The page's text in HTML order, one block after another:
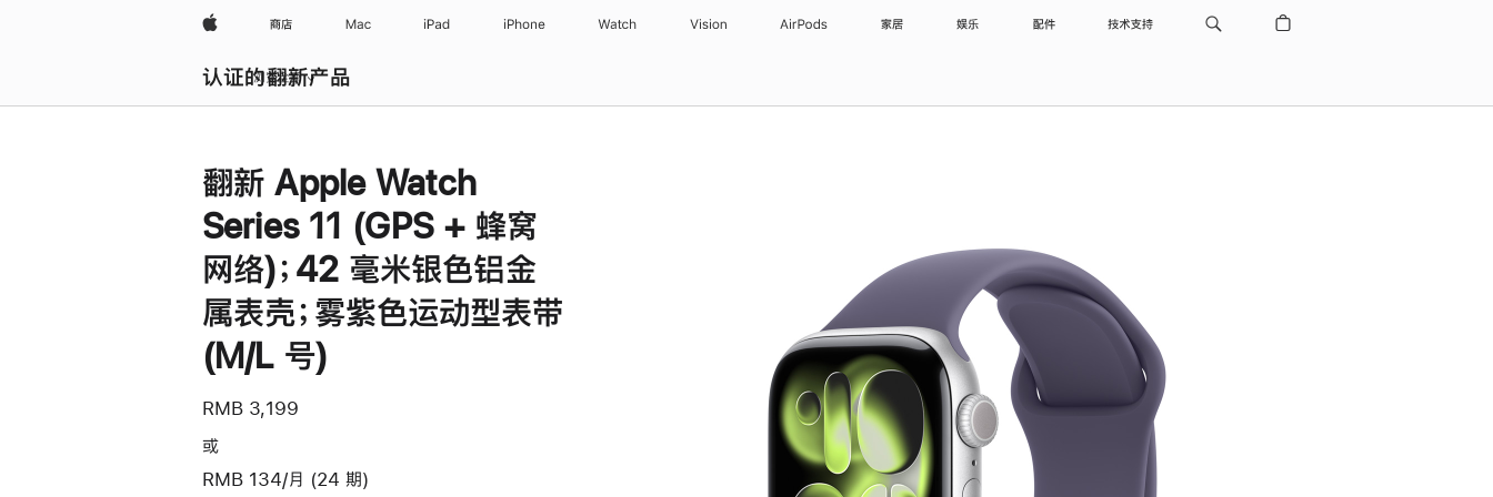
Apple 商店 Mac iPad iPhone Watch Vision AirPods 家居 娱乐 配件 技术支持
认证的翻新产品
浏览全部
翻新 Apple Watch
Series 11 (GPS + 蜂窝
网络)；42 毫米银色铝金
属表壳；雾紫色运动型表带
(M/L 号)
RMB 3,199
或
RMB 134/月 (24 期)